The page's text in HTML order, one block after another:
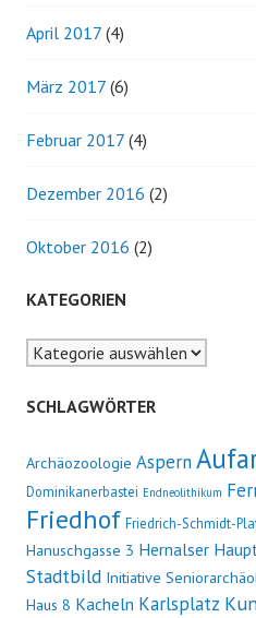
April 2017 (4)
März 2017 (6)
Februar 2017 (4)
Dezember 2016 (2)
Oktober 2016 (2)
KATEGORIEN
Kategorien
SCHLAGWÖRTER
Archäozoologie Aspern
Dominikanerbastei Endneolithikum
Friedhof Friedrich-Schmidt-
Hanuschgasse 3 Hernalser
Stadtbild Initiative
Haus 8 Kacheln Karlsplatz